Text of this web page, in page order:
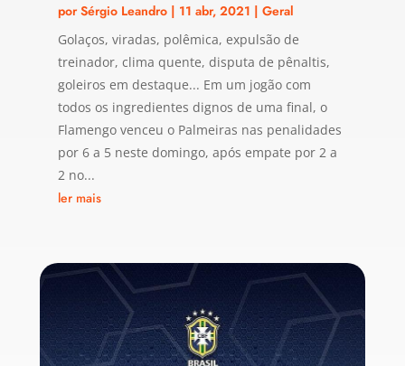
porSérgio Leandro| 11 abr, 2021 | Geral
Golaços, viradas, polêmica, expulsão de
treinador, clima quente, disputa de pênaltis,
goleiros em destaque... Em um jogão com
todos os ingredientes dignos de uma final, o
Flamengo venceu o Palmeiras nas penalidades
por 6 a 5 neste domingo, após empate por 2 a
2 no...
ler mais